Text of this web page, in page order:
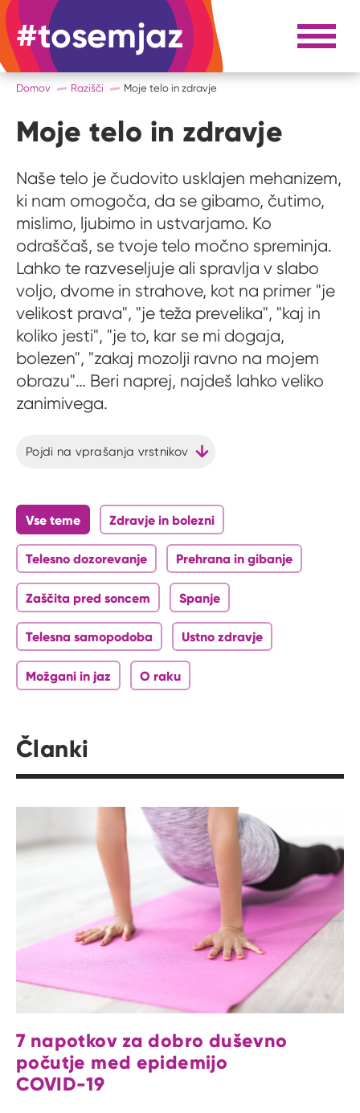
#tosemjaz #to sem jaz Razpri
Domov Razišči Moje telo in zdravje
Moje telo in zdravje
Naše telo je čudovito usklajen mehanizem,
ki nam omogoča, da se gibamo, čutimo,
mislimo, ljubimo in ustvarjamo. Ko
odraščaš, se tvoje telo močno spreminja.
Lahko te razveseljuje ali spravlja v slabo
voljo, dvome in strahove, kot na primer "je
velikost prava", "je teža prevelika", "kaj in
koliko jesti", "je to, kar se mi dogaja,
bolezen", "zakaj mozolji ravno na mojem
obrazu"… Beri naprej, najdeš lahko veliko
zanimivega.
Pojdi na vprašanja vrstnikov
Vse teme Zdravje in bolezni
Telesno dozorevanje Prehrana in gibanje
Zaščita pred soncem Spanje
Telesna samopodoba Ustno zdravje
Možgani in jaz O raku
Članki
7 napotkov za dobro duševno
počutje med epidemijo
COVID-19